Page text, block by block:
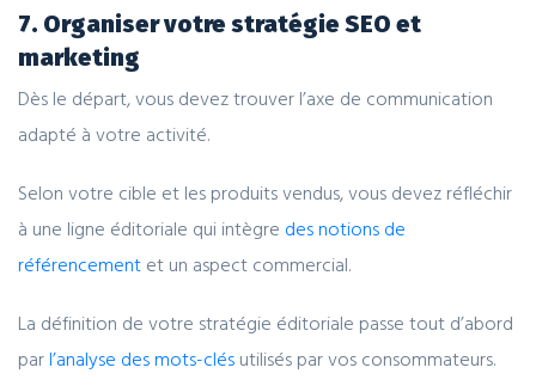
7. Organiser votre stratégie SEO et
marketing
Dès le départ, vous devez trouver l’axe de communication
adapté à votre activité.
Selon votre cible et les produits vendus, vous devez réfléchir
à une ligne éditoriale qui intègre des notions de
référencement et un aspect commercial.
La définition de votre stratégie éditoriale passe tout d’abord
parl’analyse des mots-clés utilisés par vos consommateurs.